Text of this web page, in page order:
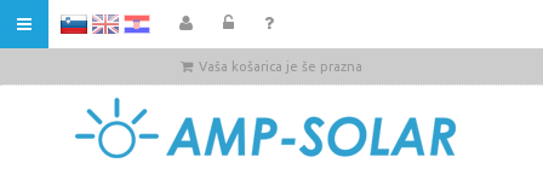
HR
Vaša košarica je še prazna